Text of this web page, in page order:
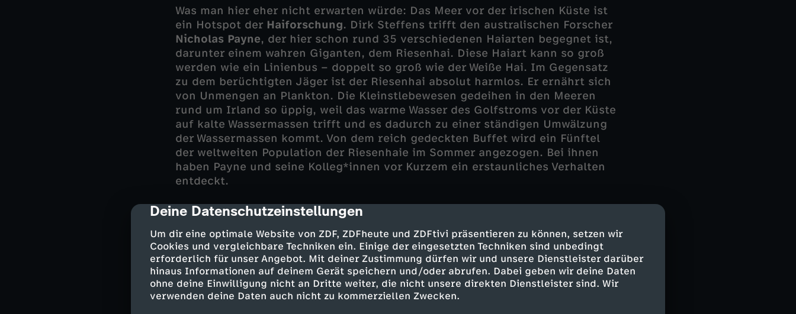
cmp-dialog-description
Deine Datenschutzeinstellungen
Um dir eine optimale Website von ZDF, ZDFheute und ZDFtivi präsentieren zu können, setzen wir
Cookies und vergleichbare Techniken ein. Einige der eingesetzten Techniken sind unbedingt
erforderlich für unser Angebot. Mit deiner Zustimmung dürfen wir und unsere Dienstleister darüber
hinaus Informationen auf deinem Gerät speichern und/oder abrufen. Dabei geben wir deine Daten
ohne deine Einwilligung nicht an Dritte weiter, die nicht unsere direkten Dienstleister sind. Wir
verwenden deine Daten auch nicht zu kommerziellen Zwecken.
Was man hier eher nicht erwarten würde: Das Meer vor der irischen Küste ist
ein Hotspot der Haiforschung. Dirk Steffens trifft den australischen Forscher
Nicholas Payne, der hier schon rund 35 verschiedenen Haiarten begegnet ist,
darunter einem wahren Giganten, dem Riesenhai. Diese Haiart kann so groß
werden wie ein Linienbus – doppelt so groß wie der Weiße Hai. Im Gegensatz
zu dem berüchtigten Jäger ist der Riesenhai absolut harmlos. Er ernährt sich
von Unmengen an Plankton. Die Kleinstlebewesen gedeihen in den Meeren
rund um Irland so üppig, weil das warme Wasser des Golfstroms vor der Küste
auf kalte Wassermassen trifft und es dadurch zu einer ständigen Umwälzung
der Wassermassen kommt. Von dem reich gedeckten Buffet wird ein Fünftel
der weltweiten Population der Riesenhaie im Sommer angezogen. Bei ihnen
haben Payne und seine Kolleg*innen vor Kurzem ein erstaunliches Verhalten
entdeckt.
Verborgene Flüsse, uralte Kultbauten
Die Grüne Insel ist sprichwörtlich bekannt für ihre Niederschlagshäufigkeit.
Doch eine Region im Westen ist überraschend karg: der Burren. Man sieht hier
über weite Strecken keinen Fluss oder Bach. Ein Soldat, den es im 17.
Jahrhundert hierher verschlagen hatte, beschrieb die Landschaft so: „Es gibt